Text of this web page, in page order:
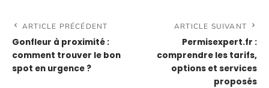
ARTICLE PRÉCÉDENT
Gonfleur à proximité :
comment trouver le bon
spot en urgence ?
ARTICLE SUIVANT
Permisexpert.fr :
comprendre les tarifs,
options et services
proposés